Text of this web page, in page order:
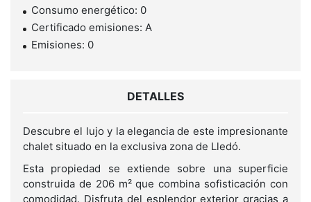
Consumo energético: 0
Certificado emisiones: A
Emisiones: 0
DETALLES
Descubre el lujo y la elegancia de este impresionante
chalet situado en la exclusiva zona de Lledó.
Esta propiedad se extiende sobre una superficie
construida de 206 m² que combina sofisticación con
comodidad. Disfruta del esplendor exterior gracias a